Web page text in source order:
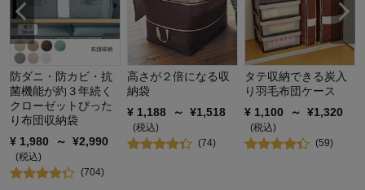
防ダニ・防カビ・抗
菌機能が約３年続く
クローゼットぴった
り布団収納袋
¥ 1,980 ～ ¥2,990
(税込)
(704)
高さが２倍になる収
納袋
¥ 1,188 ～ ¥1,518
(税込)
(74)
タテ収納できる炭入
り羽毛布団ケース
¥ 1,100 ～ ¥1,320
(税込)
(59)